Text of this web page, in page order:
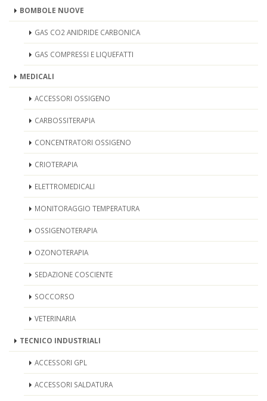
BOMBOLE NUOVE
GAS CO2 ANIDRIDE CARBONICA
GAS COMPRESSI E LIQUEFATTI
MEDICALI
ACCESSORI OSSIGENO
CARBOSSITERAPIA
CONCENTRATORI OSSIGENO
CRIOTERAPIA
ELETTROMEDICALI
MONITORAGGIO TEMPERATURA
OSSIGENOTERAPIA
OZONOTERAPIA
SEDAZIONE COSCIENTE
SOCCORSO
VETERINARIA
TECNICO INDUSTRIALI
ACCESSORI GPL
ACCESSORI SALDATURA